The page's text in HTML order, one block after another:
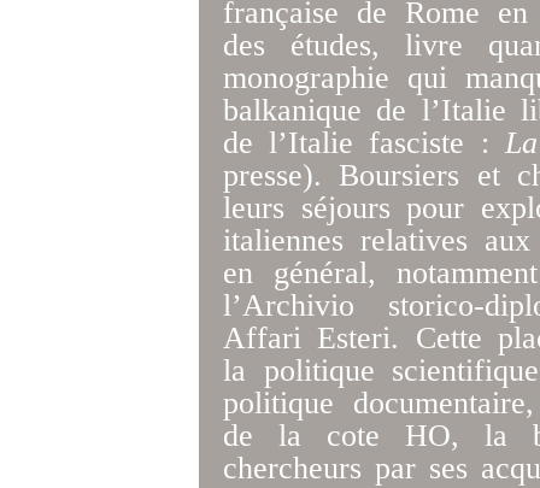
française de Rome
des études, livre
monographie qui
balkanique de l’Italie
de l’Italie fasciste :
presse). Boursiers et
leurs séjours pour
italiennes relatives
en général,
l’Archivio storico-
Affari Esteri. Cette
la politique
politique
de la cote HO, la
chercheurs par ses